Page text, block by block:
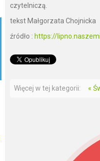
czytelniczą.
tekst Małgorzata Chojnicka
źródło : https://
Więcej w tej kategorii: «